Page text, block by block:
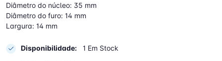
Diâmetro do núcleo: 35 mm
Diâmetro do furo: 14 mm
Largura: 14 mm
Disponibilidade: 1 Em Stock